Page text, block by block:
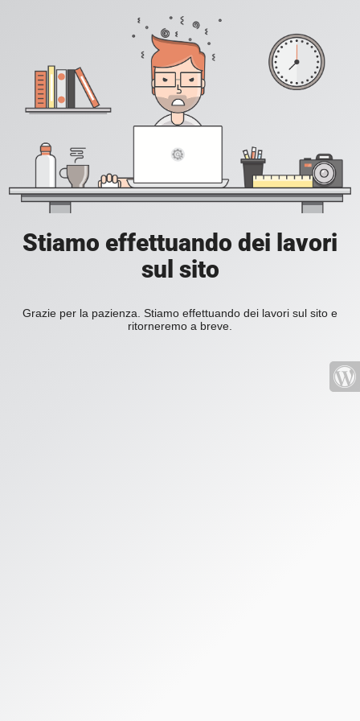
Stiamo effettuando dei lavori
sul sito
Grazie per la pazienza. Stiamo effettuando dei lavori sul sito e
ritorneremo a breve.